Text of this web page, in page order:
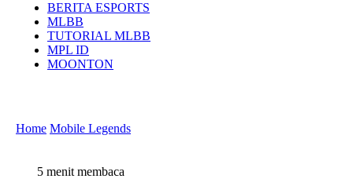
BERITA ESPORTS
MLBB
TUTORIAL MLBB
MPL ID
MOONTON
Home Mobile Legends
5 menit membaca